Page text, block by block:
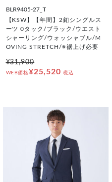
BLR9405-27_T
【KSW】【年間】2釦シングルス
ーツ 0タック/ブラック/ウエスト
シャーリング/ウォッシャブル/M
OVING STRETCH/※裾上げ必要
¥31,900
WEB価格¥25,520 税込